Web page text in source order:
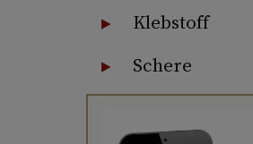
Klebstoff
Schere